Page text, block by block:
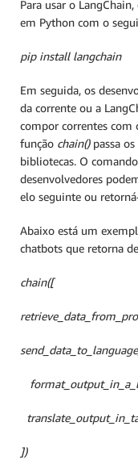
Para usar o
em Python com o
pip install langchain
Em seguida, os
da corrente ou a
compor correntes com
função chain()passa
bibliotecas. O comando
desenvolvedores
elo seguinte ou
Abaixo está um
chatbots que retorna
chain([
])